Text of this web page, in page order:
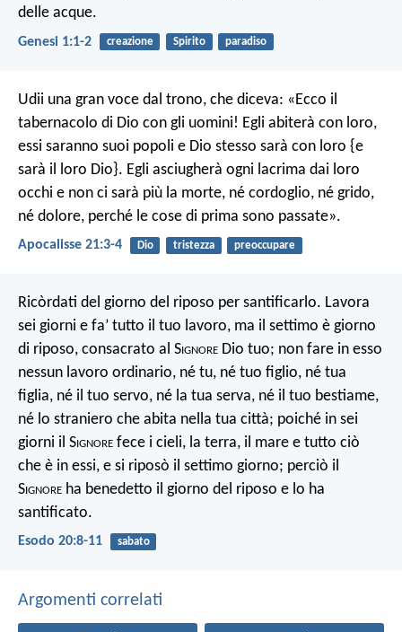
delle acque.
Genesi 1:1-2 creazione Spirito paradiso
Udii una gran voce dal trono, che diceva: «Ecco il
tabernacolo di Dio con gli uomini! Egli abiterà con loro,
essi saranno suoi popoli e Dio stesso sarà con loro {e
sarà il loro Dio}. Egli asciugherà ogni lacrima dai loro
occhi e non ci sarà più la morte, né cordoglio, né grido,
né dolore, perché le cose di prima sono passate».
Apocalisse 21:3-4 Dio tristezza preoccupare
Ricòrdati del giorno del riposo per santificarlo. Lavora
sei giorni e fa’ tutto il tuo lavoro, ma il settimo è giorno
di riposo, consacrato al Signore Dio tuo; non fare in esso
nessun lavoro ordinario, né tu, né tuo figlio, né tua
figlia, né il tuo servo, né la tua serva, né il tuo bestiame,
né lo straniero che abita nella tua città; poiché in sei
giorni il Signore fece i cieli, la terra, il mare e tutto ciò
che è in essi, e si riposò il settimo giorno; perciò il
Signore ha benedetto il giorno del riposo e lo ha
santificato.
Esodo 20:8-11 sabato
Argomenti correlati